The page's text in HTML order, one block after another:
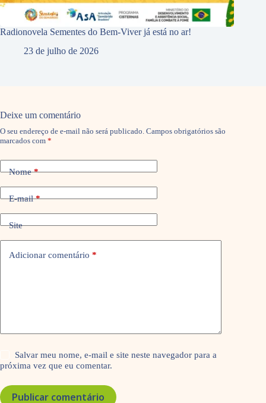
Radionovela Sementes do Bem-Viver já está no ar!
23 de julho de 2026
Deixe um comentário
O seu endereço de e-mail não será publicado. Campos obrigatórios são
marcados com *
Nome*
E-mail*
Site
Adicionar comentário *
Salvar meu nome, e-mail e site neste navegador para a
próxima vez que eu comentar.
Publicar comentário